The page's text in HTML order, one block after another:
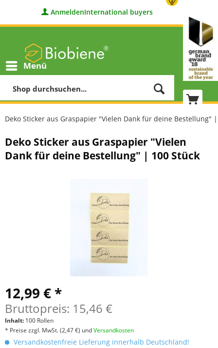
AnmeldenInternational buyers
Menü
Deko Sticker aus Graspapier "Vielen Dank für deine Bestellung"
Deko Sticker aus Graspapier "Vielen
Dank für deine Bestellung" | 100 Stück
12,99 € *
Bruttopreis: 15,46 €
Inhalt: 100 Rollen
* Preise zzgl. MwSt.(2,47 €) undVersandkosten
Versandkostenfreie Lieferung innerhalb Deutschland!